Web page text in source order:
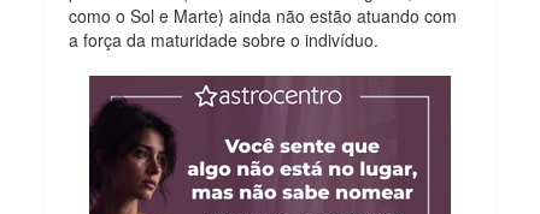
como o Sol e Marte) ainda não estão atuando com
a força da maturidade sobre o indivíduo.